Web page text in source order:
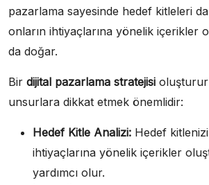
pazarlama sayesinde hedef kitleleri
onların ihtiyaçlarına yönelik içerikler
da doğar.
Bir dijital pazarlama stratejisi
unsurlara dikkat etmek önemlidir:
Hedef Kitle Analizi: Hedef
ihtiyaçlarına yönelik içerikler
yardımcı olur.